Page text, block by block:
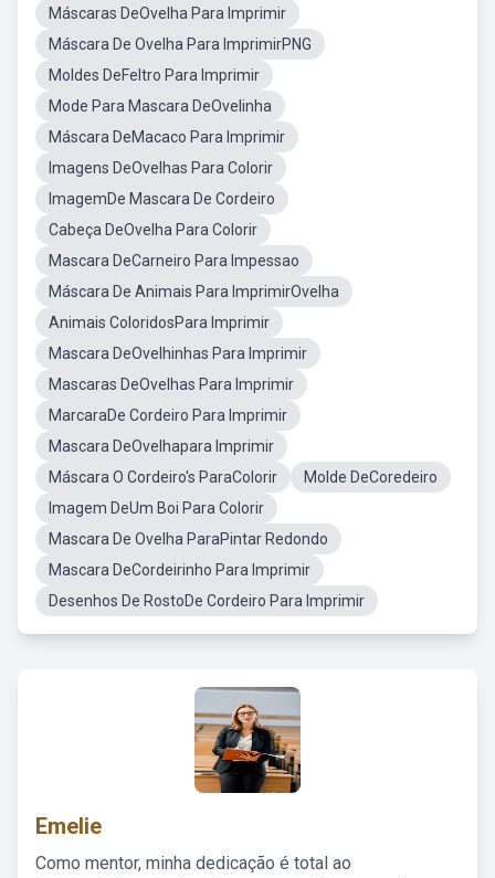
Máscaras DeOvelha Para Imprimir
Máscara De Ovelha Para ImprimirPNG
Moldes DeFeltro Para Imprimir
Mode Para Mascara DeOvelinha
Máscara DeMacaco Para Imprimir
Imagens DeOvelhas Para Colorir
ImagemDe Mascara De Cordeiro
Cabeça DeOvelha Para Colorir
Mascara DeCarneiro Para Impessao
Máscara De Animais Para ImprimirOvelha
Animais ColoridosPara Imprimir
Mascara DeOvelhinhas Para Imprimir
Mascaras DeOvelhas Para Imprimir
MarcaraDe Cordeiro Para Imprimir
Mascara DeOvelhapara Imprimir
Máscara O Cordeiro's ParaColorir
Molde DeCoredeiro
Imagem DeUm Boi Para Colorir
Mascara De Ovelha ParaPintar Redondo
Mascara DeCordeirinho Para Imprimir
Desenhos De RostoDe Cordeiro Para Imprimir
Emelie
Como mentor, minha dedicação é total ao